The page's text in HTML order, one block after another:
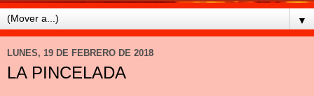
▼
LUNES, 19 DE FEBRERO DE 2018
LA PINCELADA